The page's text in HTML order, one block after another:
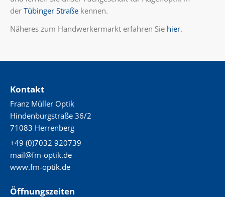
der Tübinger Straße kennen.
Näheres zum Handwerkermarkt erfahren Sie hier.
Kontakt
Franz Müller Optik
Hindenburgstraße 36/2
71083 Herrenberg
+49 (0)7032 920739
mail@fm-optik.de
www.fm-optik.de
Öffnungszeiten